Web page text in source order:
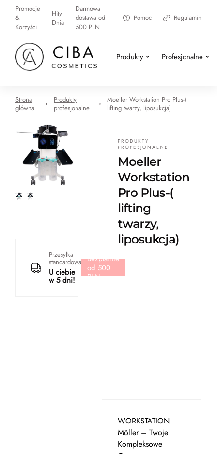
Promocje
&
Korzyści
Hity
Dnia
Darmowa
dostawa od
500 PLN
Pomoc Regulamin
Produkty Profesjonalne
Strona
główna
Produkty
profesjonalne
Moeller Workstation Pro Plus-(
lifting twarzy, liposukcja)
Przesyłka
standardowa
U ciebie
w 5 dni!
Bezpłatnie
od 500
PLN
PRODUKTY
PROFESJONALNE
Moeller
Workstation
Pro Plus-(
lifting
twarzy,
liposukcja)
WORKSTATION
Möller – Twoje
Kompleksowe